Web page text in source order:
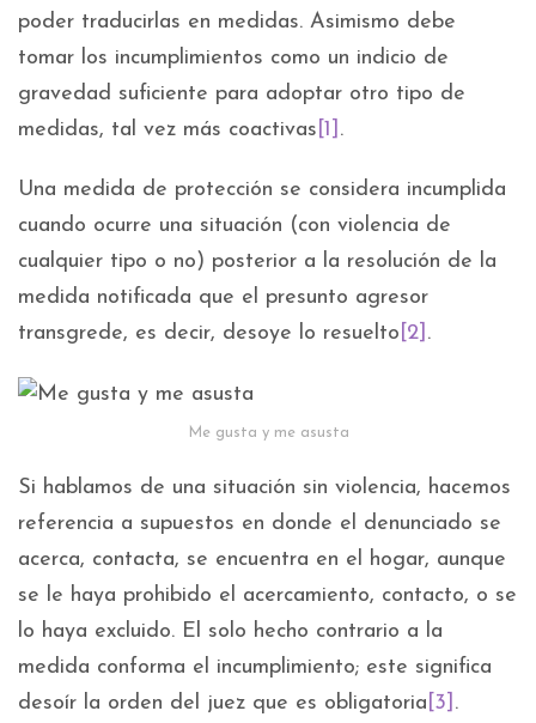
poder traducirlas en medidas. Asimismo debe
tomar los incumplimientos como un indicio de
gravedad suficiente para adoptar otro tipo de
medidas, tal vez más coactivas [1] .
Una medida de protección se considera incumplida
cuando ocurre una situación (con violencia de
cualquier tipo o no) posterior a la resolución de la
medida notificada que el presunto agresor
transgrede, es decir, desoye lo resuelto [2] .
Me gusta y me asusta
Si hablamos de una situación sin violencia, hacemos
referencia a supuestos en donde el denunciado se
acerca, contacta, se encuentra en el hogar, aunque
se le haya prohibido el acercamiento, contacto, o se
lo haya excluido. El solo hecho contrario a la
medida conforma el incumplimiento; este significa
desoír la orden del juez que es obligatoria [3] .